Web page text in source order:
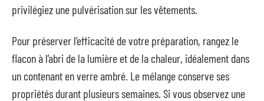
privilégiez une pulvérisation sur les vêtements.
Pour préserver l’efficacité de votre préparation, rangez le
flacon à l’abri de la lumière et de la chaleur, idéalement dans
un contenant en verre ambré. Le mélange conserve ses
propriétés durant plusieurs semaines. Si vous observez une